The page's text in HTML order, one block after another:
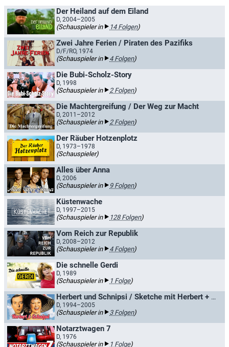
Der Heiland auf dem Eiland
D, 2004–2005
(Schauspieler in 14 Folgen)
Zwei Jahre Ferien / Piraten des Pazifiks
D/F/RO, 1974
(Schauspieler in 4 Folgen)
Die Bubi-Scholz-Story
D, 1998
(Schauspieler in 2 Folgen)
Die Machtergreifung / Der Weg zur Macht
D, 2011–2012
(Schauspieler in 2 Folgen)
Der Räuber Hotzenplotz
D, 1973–1978
(Schauspieler)
Alles über Anna
D, 2006
(Schauspieler in 9 Folgen)
Küstenwache
D, 1997–2015
(Schauspieler in 128 Folgen)
Vom Reich zur Republik
D, 2008–2012
(Schauspieler in 4 Folgen)
Die schnelle Gerdi
D, 1989
(Schauspieler in 1 Folge)
Herbert und Schnipsi / Sketche mit Herbert + Schnipsi
D, 1994–2005
(Schauspieler in 3 Folgen)
Notarztwagen 7
D, 1976
(Schauspieler in 1 Folge)